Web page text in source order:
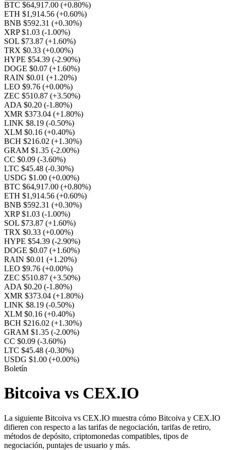
BTC $64,917.00 (+0.80%)
ETH $1,914.56 (+0.60%)
BNB $592.31 (+0.30%)
XRP $1.03 (-1.00%)
SOL $73.87 (+1.60%)
TRX $0.33 (+0.00%)
HYPE $54.39 (-2.90%)
DOGE $0.07 (+1.60%)
RAIN $0.01 (+1.20%)
LEO $9.76 (+0.00%)
ZEC $510.87 (+3.50%)
ADA $0.20 (-1.80%)
XMR $373.04 (+1.80%)
LINK $8.19 (-0.50%)
XLM $0.16 (+0.40%)
BCH $216.02 (+1.30%)
GRAM $1.35 (-2.00%)
CC $0.09 (-3.60%)
LTC $45.48 (-0.30%)
USDG $1.00 (+0.00%)
BTC $64,917.00 (+0.80%)
ETH $1,914.56 (+0.60%)
BNB $592.31 (+0.30%)
XRP $1.03 (-1.00%)
SOL $73.87 (+1.60%)
TRX $0.33 (+0.00%)
HYPE $54.39 (-2.90%)
DOGE $0.07 (+1.60%)
RAIN $0.01 (+1.20%)
LEO $9.76 (+0.00%)
ZEC $510.87 (+3.50%)
ADA $0.20 (-1.80%)
XMR $373.04 (+1.80%)
LINK $8.19 (-0.50%)
XLM $0.16 (+0.40%)
BCH $216.02 (+1.30%)
GRAM $1.35 (-2.00%)
CC $0.09 (-3.60%)
LTC $45.48 (-0.30%)
USDG $1.00 (+0.00%)
Boletín
Bitcoiva vs CEX.IO
La siguiente Bitcoiva vs CEX.IO muestra cómo Bitcoiva y CEX.IO
difieren con respecto a las tarifas de negociación, tarifas de retiro,
métodos de depósito, criptomonedas compatibles, tipos de
negociación, puntajes de usuario y más.